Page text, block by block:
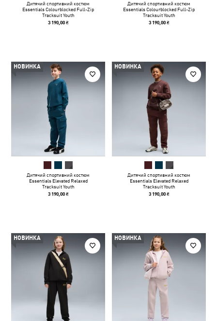
Дитячий спортивний костюм
Essentials Colourblocked Full-Zip
Tracksuit Youth
3 190,00 ₴
Дитячий спортивний костюм
Essentials Colourblocked Full-Zip
Tracksuit Youth
3 190,00 ₴
НОВИНКА
Дитячий спортивний костюм
Essentials Elevated Relaxed
Tracksuit Youth
3 190,00 ₴
НОВИНКА
Дитячий спортивний костюм
Essentials Elevated Relaxed
Tracksuit Youth
3 190,00 ₴
НОВИНКА НОВИНКА